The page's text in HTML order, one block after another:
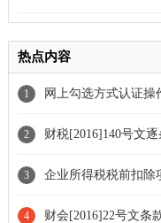
热点内容
1 网上勾选方式认证操
2 财税[2016]140号文
3 企业所得税税前扣除
4 财会[2016]22号文条